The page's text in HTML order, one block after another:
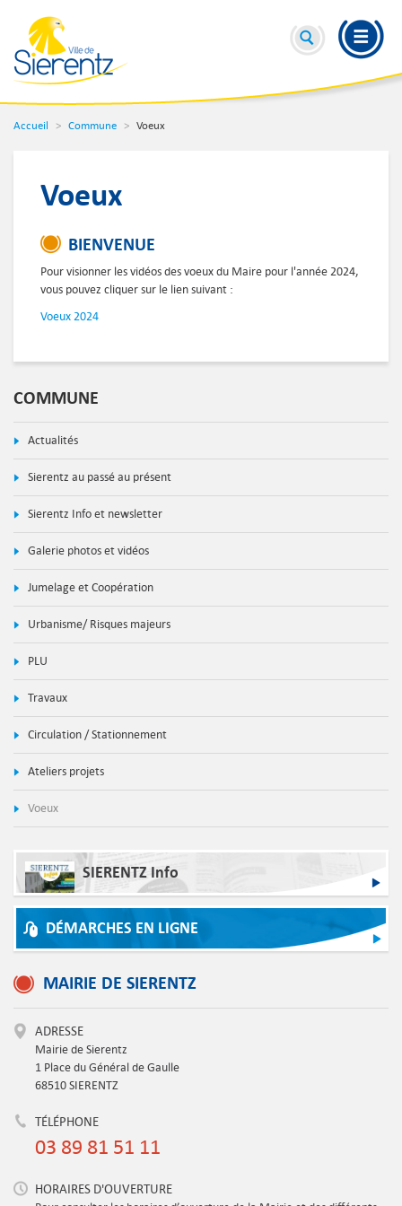
Accueil Commune Voeux
Voeux
BIENVENUE
Pour visionner les vidéos des voeux du Maire pour l'année 2024,
vous pouvez cliquer sur le lien suivant :
Voeux 2024
COMMUNE
Actualités
Sierentz au passé au présent
Sierentz Info et newsletter
Galerie photos et vidéos
Jumelage et Coopération
Urbanisme/ Risques majeurs
PLU
Travaux
Circulation / Stationnement
Ateliers projets
Voeux
SIERENTZ Info
DÉMARCHES EN LIGNE
MAIRIE DE SIERENTZ
ADRESSE
Mairie de Sierentz
1 Place du Général de Gaulle
68510 SIERENTZ
TÉLÉPHONE
03 89 81 51 11
HORAIRES D'OUVERTURE